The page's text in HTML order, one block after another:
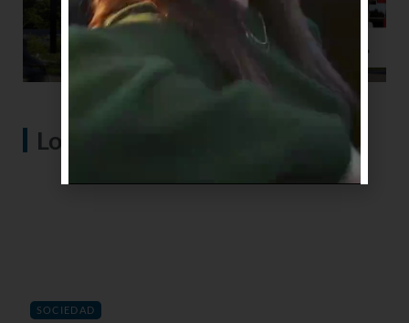
Lo más visto
SOCIEDAD